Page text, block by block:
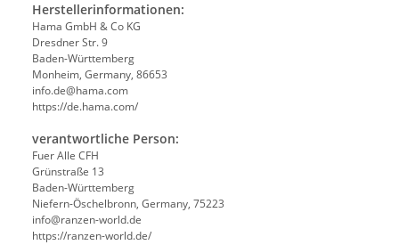
Herstellerinformationen:
Hama GmbH & Co KG
Dresdner Str. 9
Baden-Württemberg
Monheim, Germany, 86653
info.de@hama.com
https://de.hama.com/
verantwortliche Person:
Fuer Alle CFH
Grünstraße 13
Baden-Württemberg
Niefern-Öschelbronn, Germany, 75223
info@ranzen-world.de
https://ranzen-world.de/